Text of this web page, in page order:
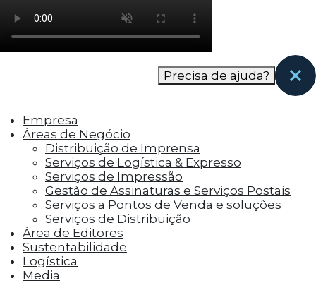
como os visitantes interagem com o site. Esses
cookies ajudam a fornecer informações sobre
as métricas do número de visitantes, taxa de
rejeição, origem do tráfego, etc.
funcionalidades, como compartilhar o
conteúdo do site em plataformas de social
media, coletar feedbacks e outros recursos de
terceiros.
Cookies Marketing
Os cookies de marketing são usados para
entregar aos visitantes anúncios
personalizados com base nas páginas que eles
visitaram antes e analisar a eficácia da
campanha publicitária.
Precisa de ajuda?
Empresa
Áreas de Negócio
Distribuição de Imprensa
Serviços de Logística & Expresso
Serviços de Impressão
Gestão de Assinaturas e Serviços Postais
Serviços a Pontos de Venda e soluções
Serviços de Distribuição
Área de Editores
Sustentabilidade
Logística
Media